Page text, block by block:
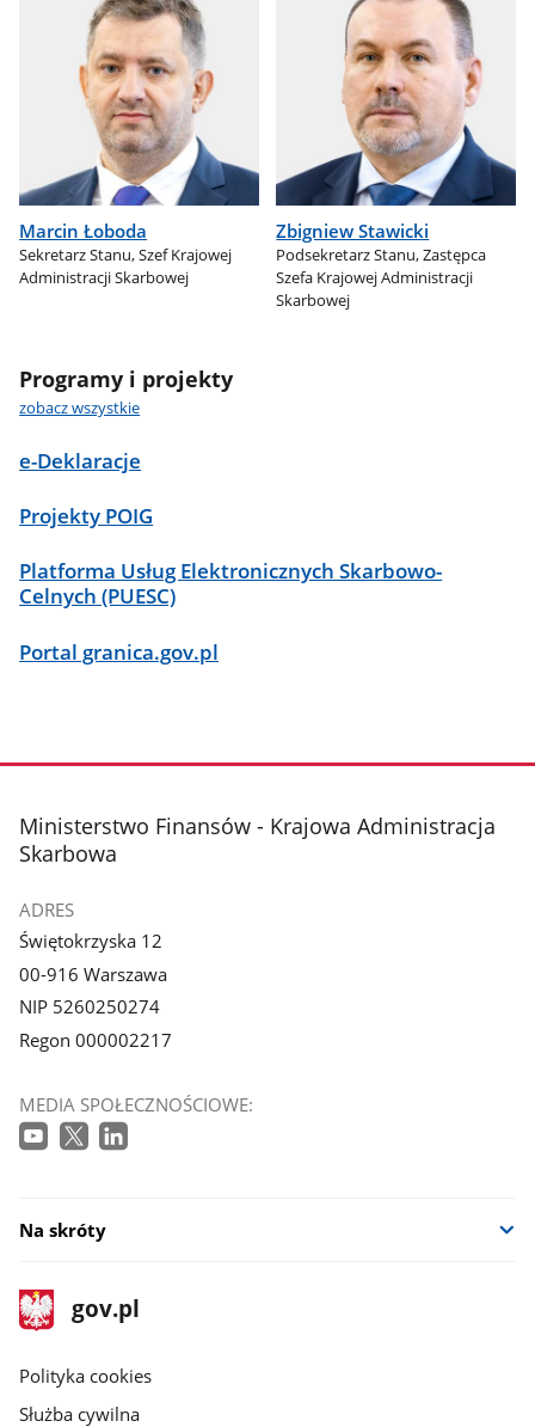
Marcin Łoboda
Sekretarz Stanu, Szef Krajowej
Administracji Skarbowej
Zbigniew Stawicki
Podsekretarz Stanu, Zastępca
Szefa Krajowej Administracji
Skarbowej
Programy i projekty
zobacz wszystkie
e-Deklaracje
Projekty POIG
Platforma Usług Elektronicznych Skarbowo-
Celnych (PUESC)
Portal granica.gov.pl
stopka
Ministerstwo Finansów - Krajowa Administracja
Skarbowa
ADRES
Świętokrzyska 12
00-916 Warszawa
NIP 5260250274
Regon 000002217
MEDIA SPOŁECZNOŚCIOWE:
Na skróty
stopka
gov.pl
Strona
gov.pl
gov.pl
Polityka cookies
Służba cywilna